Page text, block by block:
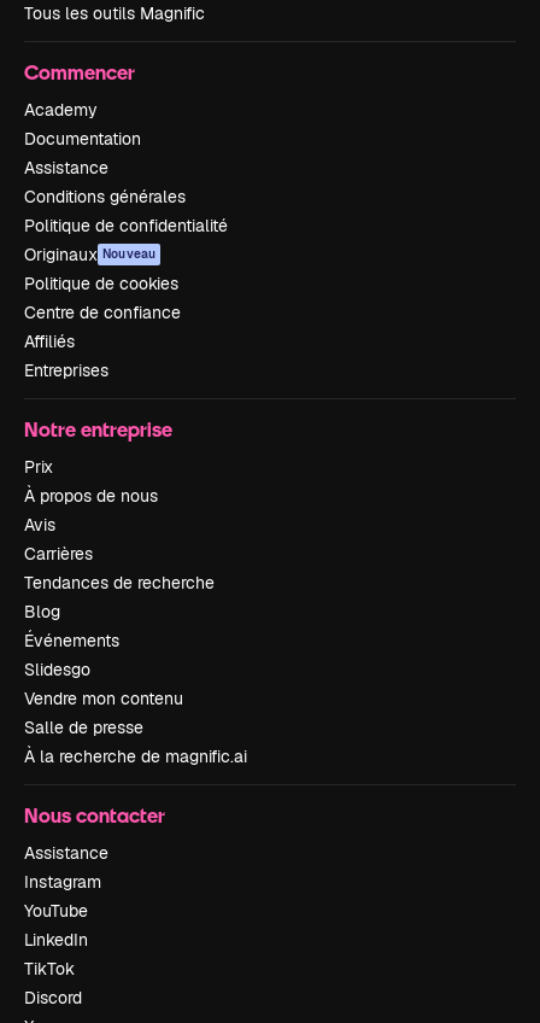
Tous les outils Magnific
Commencer
Academy
Documentation
Assistance
Conditions générales
Politique de confidentialité
Originaux Nouveau
Politique de cookies
Centre de confiance
Affiliés
Entreprises
Notre entreprise
Prix
À propos de nous
Avis
Carrières
Tendances de recherche
Blog
Événements
Slidesgo
Vendre mon contenu
Salle de presse
À la recherche de magnific.ai
Nous contacter
Assistance
Instagram
YouTube
LinkedIn
TikTok
Discord